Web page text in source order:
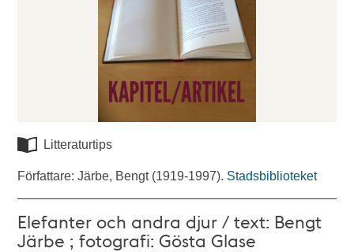
Litteraturtips
Författare: Järbe, Bengt (1919-1997). Stadsbiblioteket
Elefanter och andra djur / text: Bengt
Järbe ; fotografi: Gösta Glase